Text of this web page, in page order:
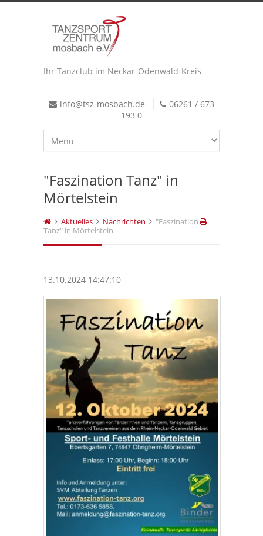
Ihr Tanzclub im Neckar-Odenwald-Kreis
info@tsz-mosbach.de
06261 / 673
193 0
"Faszination Tanz" in
Mörtelstein
Aktuelles Nachrichten
"Faszination
Tanz" in Mörtelstein
13.10.2024 14:47:10